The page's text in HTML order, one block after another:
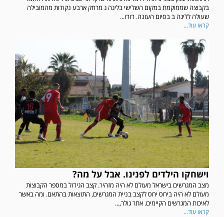
בקבוצה שממוקמת במקום השלישי בליגה ג מרחק ארבע נקודות מהמובילה
שעולה לליגה ב בסיום העונה. דודו...
קראו עוד...
וישחקו הילדים לפנינו. אבל על מה?
מצב המגרשים בישראל מעולם לא היה מזהיר. קצב הגידול במספר הקבוצות
מעולם לא היה ביחס יחס לקצב בניית המגרשים, התוצאות בהתאם. ומה באשר
לאיכות המגרשים הקיימים. אתר גולר,...
קראו עוד...